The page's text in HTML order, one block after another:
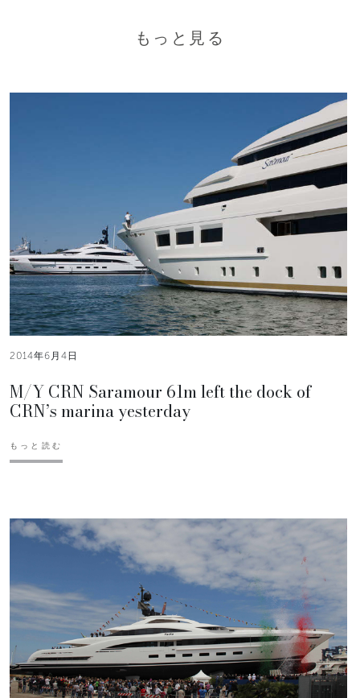
もっと見る
2014年6月4日
M/Y CRN Saramour 61m left the dock of
CRN’s marina yesterday
もっと読む